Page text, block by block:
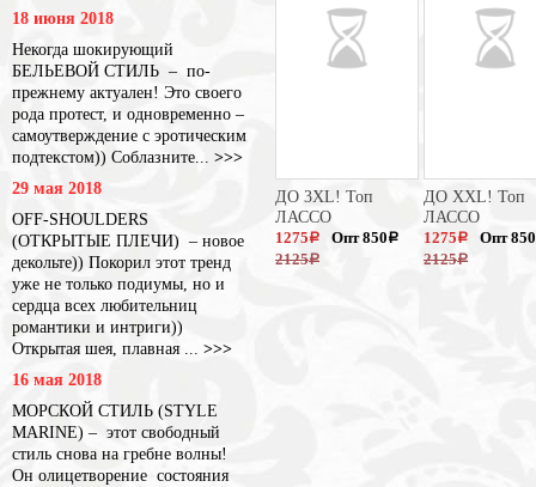
18 июня 2018
Некогда шокирующий
БЕЛЬЕВОЙ СТИЛЬ – по-
прежнему актуален! Это своего
рода протест, и одновременно –
самоутверждение с эротическим
подтекстом)) Соблазните... >>>
29 мая 2018
OFF-SHOULDERS
(ОТКРЫТЫЕ ПЛЕЧИ) – новое
декольте)) Покорил этот тренд
уже не только подиумы, но и
сердца всех любительниц
романтики и интриги))
Открытая шея, плавная ... >>>
16 мая 2018
МОРСКОЙ СТИЛЬ (STYLE
MARINE) – этот свободный
стиль снова на гребне волны!
Он олицетворение состояния
ДО 3XL! Топ
ЛАССО
1275 a
2125a
Опт 850 a
ДО XXL! Топ
ЛАССО
1275 a
2125a
Опт 850